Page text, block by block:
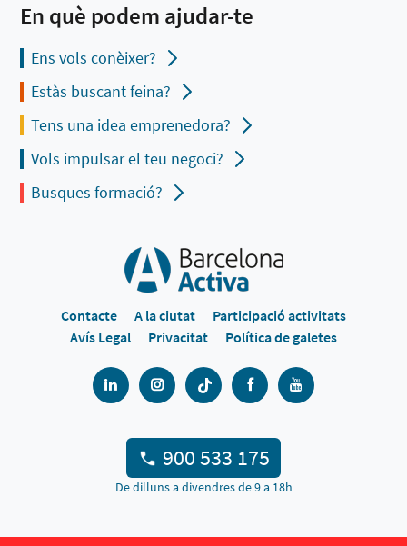
En què podem ajudar-te
Ens vols conèixer?
Estàs buscant feina?
Tens una idea emprenedora?
Vols impulsar el teu negoci?
Busques formació?
Contacte A la ciutat
Participació activitats
Avís Legal
Privacitat Política de galetes
900 533 175
De dilluns a divendres de 9 a 18h